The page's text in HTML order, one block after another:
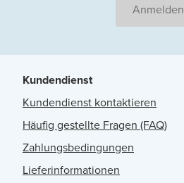
Anmelden
Kundendienst
Kundendienst kontaktieren
Häufig gestellte Fragen (FAQ)
Zahlungsbedingungen
Lieferinformationen